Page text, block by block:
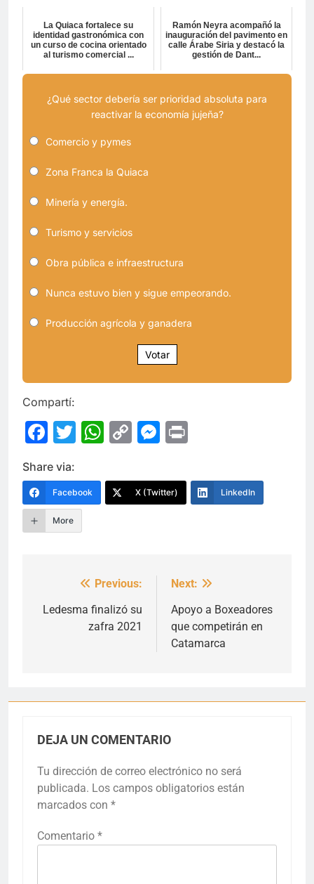
La Quiaca fortalece su
identidad gastronómica con
un curso de cocina orientado
al turismo comercial ...
Ramón Neyra acompañó la
inauguración del pavimento en
calle Árabe Siria y destacó la
gestión de Dant...
¿Qué sector debería ser prioridad absoluta para
reactivar la economía jujeña?
Comercio y pymes
Zona Franca la Quiaca
Minería y energía.
Turismo y servicios
Obra pública e infraestructura
Nunca estuvo bien y sigue empeorando.
Producción agrícola y ganadera
Votar
Compartí:
Facebook
Twitter
WhatsApp
CopyMessenger
Share via:
Facebook X (Twitter) LinkedIn
More
Navegación
de
Previous:
Ledesma finalizó su
zafra 2021
Next:
Apoyo a Boxeadores
que competirán en
Catamarca
DEJA UN COMENTARIO
Tu dirección de correo electrónico no será
publicada. Los campos obligatorios están
marcados con *
Comentario *